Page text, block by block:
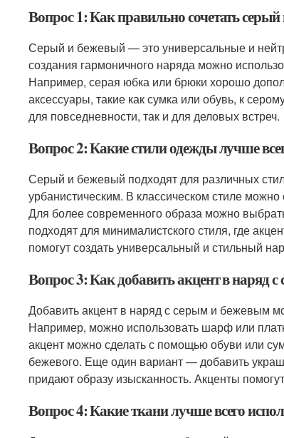
Вопрос 1: Как правильно сочетать
Серый и бежевый — это универсальные и
создания гармоничного наряда можно
Например, серая юбка или брюки хорошо
аксессуары, такие как сумка или обувь, к
для повседневности, так и для деловых встреч.
Вопрос 2: Какие стили одежды лучше
Серый и бежевый подходят для различных
урбанистическим. В классическом стиле
Для более современного образа можно
подходят для минималистского стиля, где
помогут создать универсальный и стильный
Вопрос 3: Как добавить акцент в наряд
Добавить акцент в наряд с серым и бежевым
Например, можно использовать шарф или
акцент можно сделать с помощью обуви или
бежевого. Еще один вариант — добавить
придают образу изысканность. Акценты
Вопрос 4: Какие ткани лучше всего